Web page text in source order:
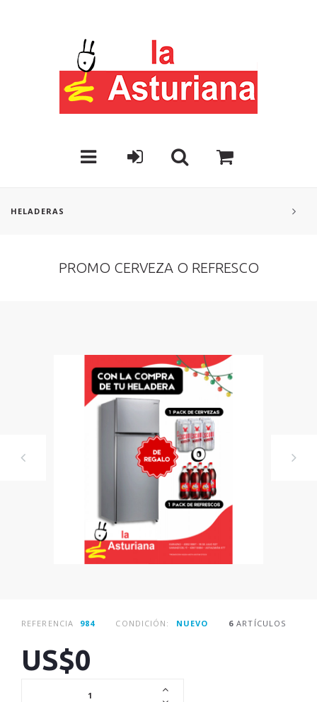
HELADERAS
REFERENCIA 984 CONDICIÓN: NUEVO 6 ARTÍCULOS
PROMO CERVEZA O REFRESCO
US$0